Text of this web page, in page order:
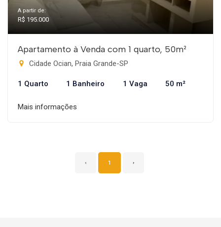
A partir de:
R$ 195.000
Apartamento à Venda com 1 quarto, 50m²
Cidade Ocian, Praia Grande-SP
1 Quarto 1 Banheiro 1 Vaga 50 m²
Mais informações
‹ 1 ›